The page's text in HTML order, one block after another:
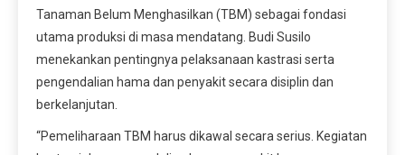
Tanaman Belum Menghasilkan (TBM) sebagai fondasi
utama produksi di masa mendatang. Budi Susilo
menekankan pentingnya pelaksanaan kastrasi serta
pengendalian hama dan penyakit secara disiplin dan
berkelanjutan.
“Pemeliharaan TBM harus dikawal secara serius. Kegiatan